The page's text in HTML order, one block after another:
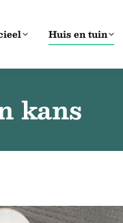
Huis en tuin
kans